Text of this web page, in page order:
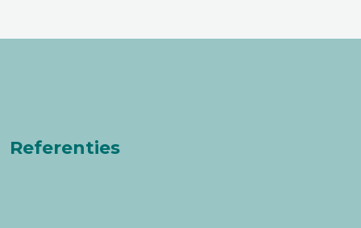
Referenties